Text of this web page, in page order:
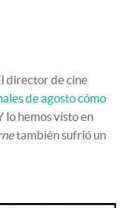
director de cine
de agosto cómo
lo hemos visto en
también sufrió un